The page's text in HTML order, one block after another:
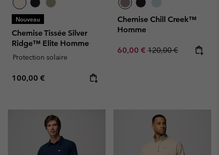
Nouveau
Chemise Tissée Silver
Ridge™ Elite Homme
Protection solaire
Regular price:
100,00 €
Chemise Chill Creek™
Homme
Sale price:
60,00 € Regular price:
120,00 €